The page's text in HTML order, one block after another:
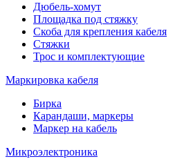
Дюбель-хомут
Площадка под стяжку
Скоба для крепления кабеля
Стяжки
Трос и комплектующие
Маркировка кабеля
Бирка
Карандаши, маркеры
Маркер на кабель
Микроэлектроника